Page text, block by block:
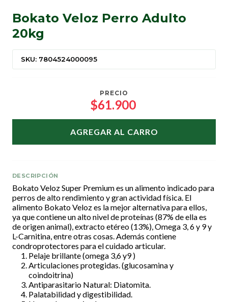
Bokato Veloz Perro Adulto
20kg
SKU: 7804524000095
PRECIO
$61.900
AGREGAR AL CARRO
DESCRIPCIÓN
Bokato Veloz Super Premium es un alimento indicado para
perros de alto rendimiento y gran actividad física. El
alimento Bokato Veloz es la mejor alternativa para ellos,
ya que contiene un alto nivel de proteínas (87% de ella es
de origen animal), extracto etéreo (13%), Omega 3, 6 y 9 y
L-Carnitina, entre otras cosas. Además contiene
condroprotectores para el cuidado articular.
Pelaje brillante (omega 3,6 y9 )
Articulaciones protegidas. (glucosamina y
coindoitrina)
Antiparasitario Natural: Diatomita.
Palatabilidad y digestibilidad.